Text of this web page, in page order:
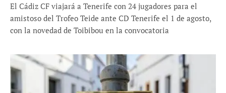
El Cádiz CF viajará a Tenerife con 24 jugadores para el
amistoso del Trofeo Teide ante CD Tenerife el 1 de agosto,
con la novedad de Toibibou en la convocatoria